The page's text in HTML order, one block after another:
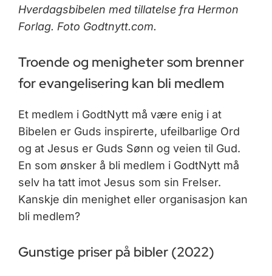
Hverdagsbibelen med tillatelse fra Hermon
Forlag. Foto Godtnytt.com.
Troende og menigheter som brenner
for evangelisering kan bli medlem
Et medlem i GodtNytt må være enig i at
Bibelen er Guds inspirerte, ufeilbarlige Ord
og at Jesus er Guds Sønn og veien til Gud.
En som ønsker å bli medlem i GodtNytt må
selv ha tatt imot Jesus som sin Frelser.
Kanskje din menighet eller organisasjon kan
bli medlem?
Gunstige priser på bibler (2022)